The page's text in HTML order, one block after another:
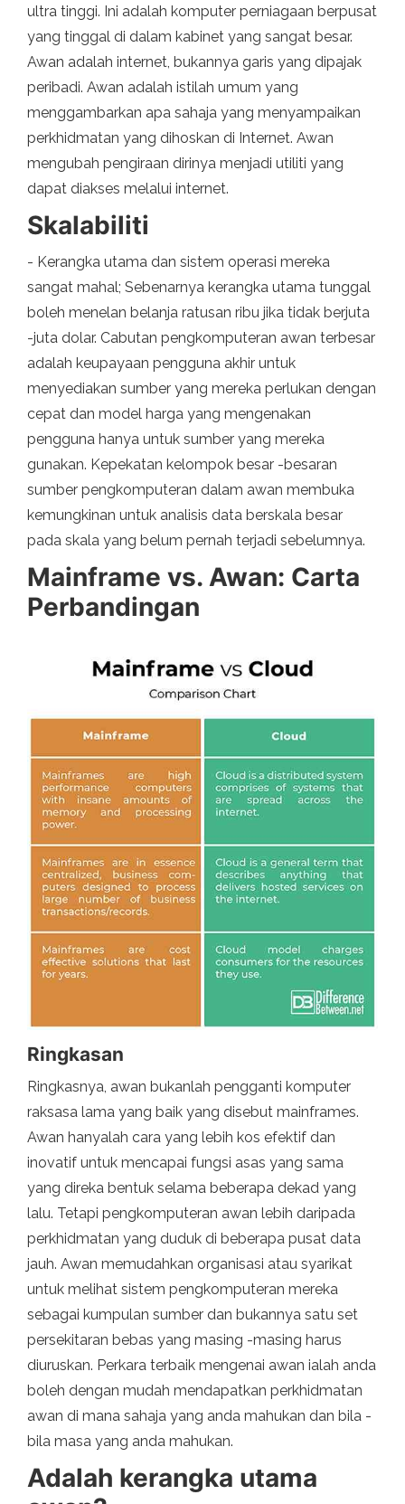
ultra tinggi. Ini adalah komputer perniagaan berpusat
yang tinggal di dalam kabinet yang sangat besar.
Awan adalah internet, bukannya garis yang dipajak
peribadi. Awan adalah istilah umum yang
menggambarkan apa sahaja yang menyampaikan
perkhidmatan yang dihoskan di Internet. Awan
mengubah pengiraan dirinya menjadi utiliti yang
dapat diakses melalui internet.
Skalabiliti
- Kerangka utama dan sistem operasi mereka
sangat mahal; Sebenarnya kerangka utama tunggal
boleh menelan belanja ratusan ribu jika tidak berjuta
-juta dolar. Cabutan pengkomputeran awan terbesar
adalah keupayaan pengguna akhir untuk
menyediakan sumber yang mereka perlukan dengan
cepat dan model harga yang mengenakan
pengguna hanya untuk sumber yang mereka
gunakan. Kepekatan kelompok besar -besaran
sumber pengkomputeran dalam awan membuka
kemungkinan untuk analisis data berskala besar
pada skala yang belum pernah terjadi sebelumnya.
Mainframe vs. Awan: Carta
Perbandingan
Ringkasan
Ringkasnya, awan bukanlah pengganti komputer
raksasa lama yang baik yang disebut mainframes.
Awan hanyalah cara yang lebih kos efektif dan
inovatif untuk mencapai fungsi asas yang sama
yang direka bentuk selama beberapa dekad yang
lalu. Tetapi pengkomputeran awan lebih daripada
perkhidmatan yang duduk di beberapa pusat data
jauh. Awan memudahkan organisasi atau syarikat
untuk melihat sistem pengkomputeran mereka
sebagai kumpulan sumber dan bukannya satu set
persekitaran bebas yang masing -masing harus
diuruskan. Perkara terbaik mengenai awan ialah anda
boleh dengan mudah mendapatkan perkhidmatan
awan di mana sahaja yang anda mahukan dan bila -
bila masa yang anda mahukan.
Adalah kerangka utama